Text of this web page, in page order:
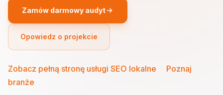
Zamów darmowy audyt
Opowiedz o projekcie
Zobacz pełną stronę usługi SEO lokalne
Poznaj
branże